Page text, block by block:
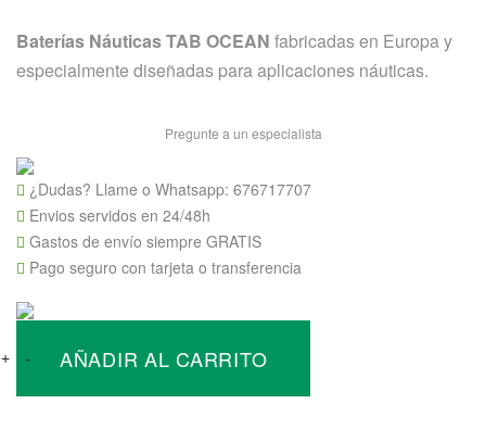
Baterías Náuticas TAB OCEAN fabricadas en Europa y
especialmente diseñadas para aplicaciones náuticas.
Pregunte a un especialista
¿Dudas? Llame o Whatsapp: 676717707
Envios servidos en 24/48h
Gastos de envío siempre GRATIS
Pago seguro con tarjeta o transferencia
-Náutica
+ AÑADIR AL CARRITO